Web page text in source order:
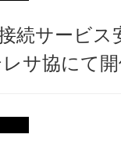
続サービ
サ協にて